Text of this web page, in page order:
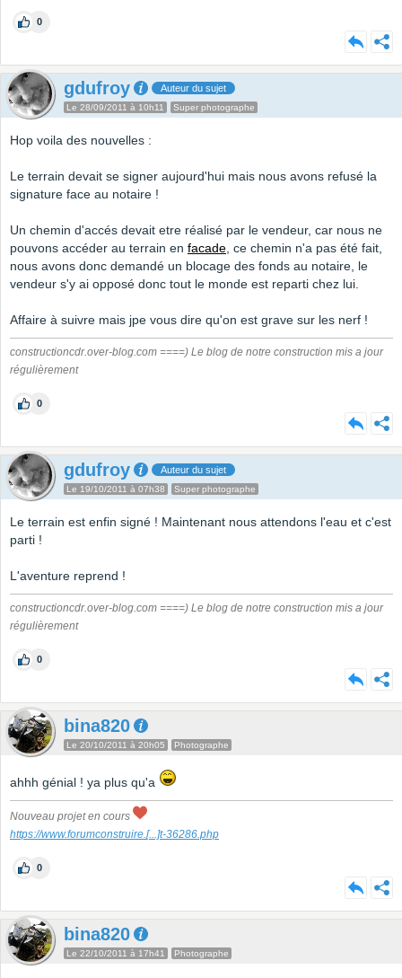
0
gdufroy Auteur du sujet
Le 28/09/2011 à 10h11 Super photographe
Hop voila des nouvelles :
Le terrain devait se signer aujourd'hui mais nous avons refusé la
signature face au notaire !
Un chemin d'accés devait etre réalisé par le vendeur, car nous ne
pouvons accéder au terrain en facade, ce chemin n'a pas été fait,
nous avons donc demandé un blocage des fonds au notaire, le
vendeur s'y ai opposé donc tout le monde est reparti chez lui.
Affaire à suivre mais jpe vous dire qu'on est grave sur les nerf !
constructioncdr.over-blog.com ====) Le blog de notre construction mis a jour
régulièrement
0
gdufroy Auteur du sujet
Le 19/10/2011 à 07h38 Super photographe
Le terrain est enfin signé ! Maintenant nous attendons l'eau et c'est
parti !
L'aventure reprend !
constructioncdr.over-blog.com ====) Le blog de notre construction mis a jour
régulièrement
0
bina820
Le 20/10/2011 à 20h05 Photographe
ahhh génial ! ya plus qu'a
Nouveau projet en cours
https://www.forumconstruire.[...]t-36286.php
0
bina820
Le 22/10/2011 à 17h41 Photographe